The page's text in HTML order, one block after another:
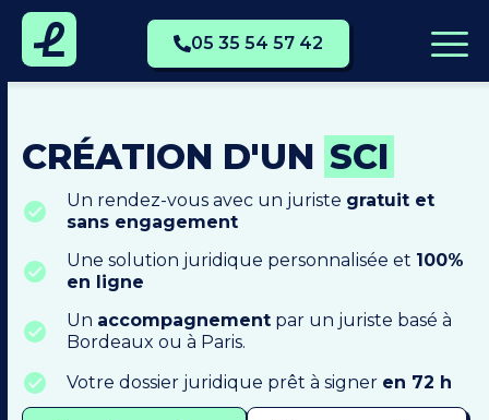
05 35 54 57 42
CRÉATION D'UN SCI
Un rendez-vous avec un juriste gratuit et
sans engagement
Une solution juridique personnalisée et 100%
en ligne
Un accompagnement par un juriste basé à
Bordeaux ou à Paris.
Votre dossier juridique prêt à signer en 72 h